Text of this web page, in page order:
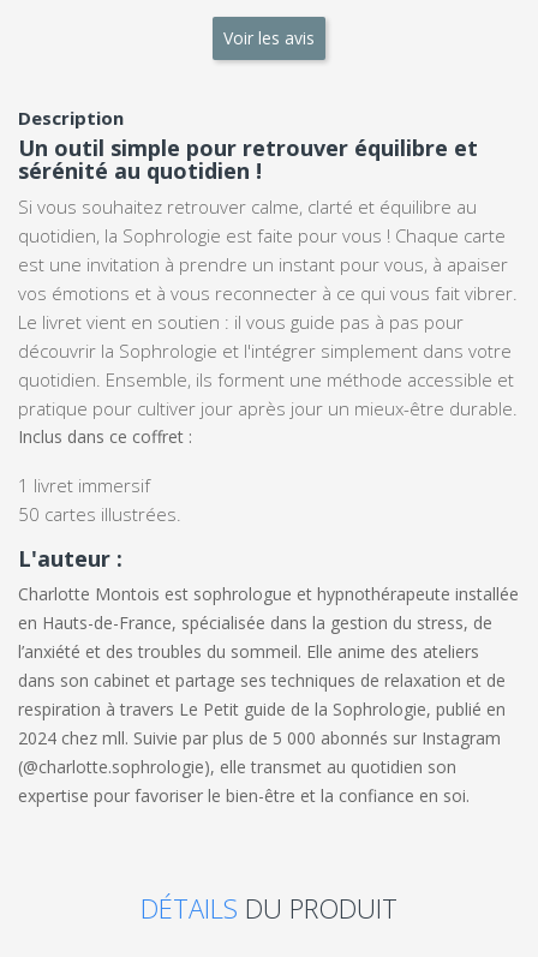
Voir les avis
Description
Un outil simple pour retrouver équilibre et
sérénité au quotidien !
Si vous souhaitez retrouver calme, clarté et équilibre au
quotidien, la Sophrologie est faite pour vous ! Chaque carte
est une invitation à prendre un instant pour vous, à apaiser
vos émotions et à vous reconnecter à ce qui vous fait vibrer.
Le livret vient en soutien : il vous guide pas à pas pour
découvrir la Sophrologie et l'intégrer simplement dans votre
quotidien. Ensemble, ils forment une méthode accessible et
pratique pour cultiver jour après jour un mieux-être durable.
Inclus dans ce coffret :
1 livret immersif
50 cartes illustrées.
L'auteur :
Charlotte Montois est sophrologue et hypnothérapeute installée
en Hauts-de-France, spécialisée dans la gestion du stress, de
l’anxiété et des troubles du sommeil. Elle anime des ateliers
dans son cabinet et partage ses techniques de relaxation et de
respiration à travers Le Petit guide de la Sophrologie, publié en
2024 chez mll. Suivie par plus de 5 000 abonnés sur Instagram
(@charlotte.sophrologie), elle transmet au quotidien son
expertise pour favoriser le bien-être et la confiance en soi.
DÉTAILS DU PRODUIT